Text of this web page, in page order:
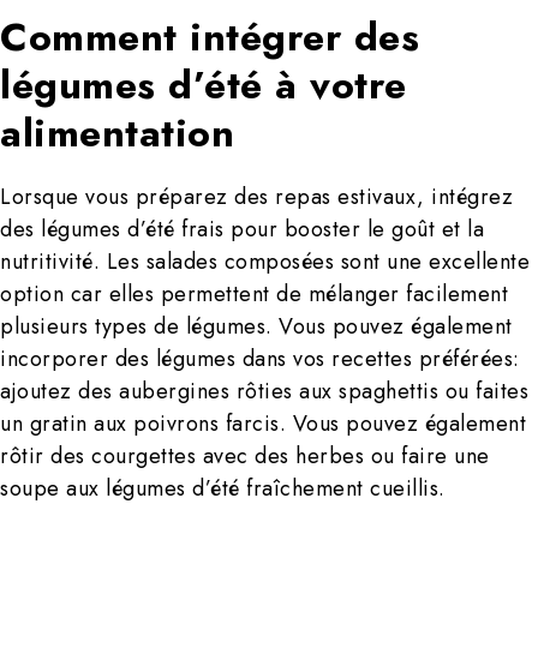
Comment intégrer des
légumes d’été à votre
alimentation
Lorsque vous préparez des repas estivaux, intégrez
des légumes d’été frais pour booster le goût et la
nutritivité. Les salades composées sont une excellente
option car elles permettent de mélanger facilement
plusieurs types de légumes. Vous pouvez également
incorporer des légumes dans vos recettes préférées:
ajoutez des aubergines rôties aux spaghettis ou faites
un gratin aux poivrons farcis. Vous pouvez également
rôtir des courgettes avec des herbes ou faire une
soupe aux légumes d’été fraîchement cueillis.